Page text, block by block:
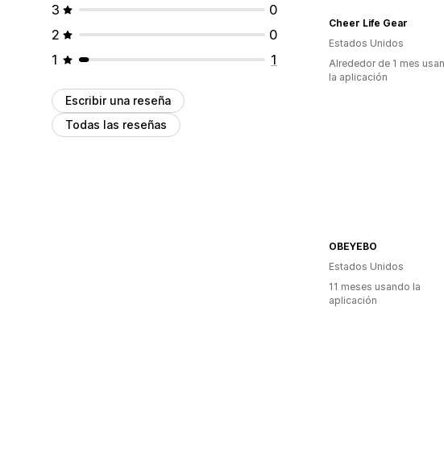
3
0
2
0
1
1
Escribir una reseña
Todas las reseñas
Cheer Life Gear
Estados Unidos
Alrededor de 1 mes
la aplicación
OBEYEBO
Estados Unidos
11 meses usando la
aplicación